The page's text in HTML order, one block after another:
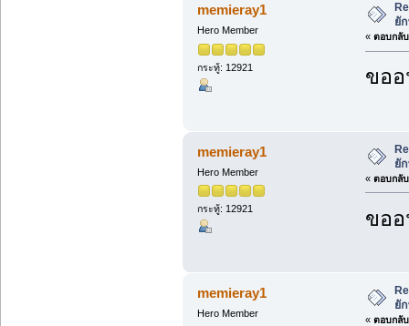
memieray1
Hero Member
กระทู้: 12921
ยั
« ตอบกลั
ขอ
memieray1
Hero Member
กระทู้: 12921
ยั
« ตอบกลั
ขอ
memieray1
Hero Member
ยั
« ตอบกลั